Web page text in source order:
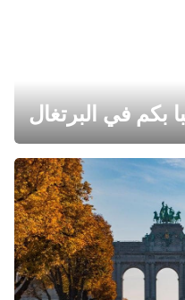
بكم في البرتغال